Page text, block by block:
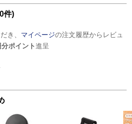
件)
き、 マイページの注文履歴からレビュ
ポイント進呈